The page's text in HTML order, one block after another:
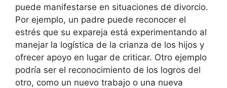
puede manifestarse en situaciones de divorcio.
Por ejemplo, un padre puede reconocer el
estrés que su expareja está experimentando al
manejar la logística de la crianza de los hijos y
ofrecer apoyo en lugar de criticar. Otro ejemplo
podría ser el reconocimiento de los logros del
otro, como un nuevo trabajo o una nueva